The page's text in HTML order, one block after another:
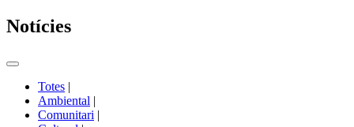
Notícies
Commutador
portals
Totes |
Ambiental |
Comunitari |